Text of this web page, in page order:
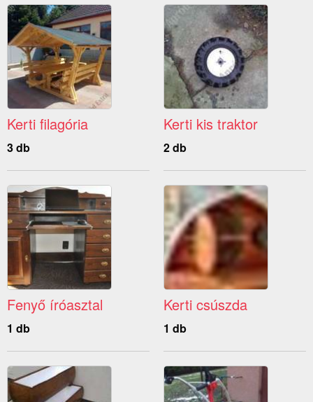
Kerti filagória
3 db
Kerti kis traktor
2 db
Fenyő íróasztal
1 db
Kerti csúszda
1 db